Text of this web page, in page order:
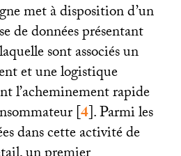
met à disposition d’un
de données présentant
sont associés un
et une logistique
l’acheminement rapide
[4]. Parmi les
dans cette activité de